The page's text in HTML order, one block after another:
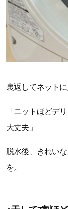
裏返してネット
「ニットほどデ
大丈夫」
脱水後、きれい
を。